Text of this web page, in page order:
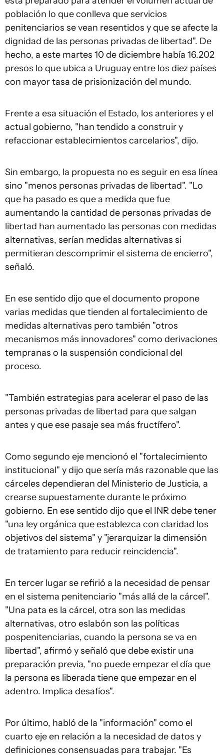
población lo que conlleva que servicios
penitenciarios se vean resentidos y que se afecte la
dignidad de las personas privadas de libertad". De
hecho, a este martes 10 de diciembre había 16.202
presos lo que ubica a Uruguay entre los diez países
con mayor tasa de prisionización del mundo.
Frente a esa situación el Estado, los anteriores y el
actual gobierno, "han tendido a construir y
refaccionar establecimientos carcelarios", dijo.
Sin embargo, la propuesta no es seguir en esa línea
sino "menos personas privadas de libertad". "Lo
que ha pasado es que a medida que fue
aumentando la cantidad de personas privadas de
libertad han aumentado las personas con medidas
alternativas, serían medidas alternativas si
permitieran descomprimir el sistema de encierro",
señaló.
En ese sentido dijo que el documento propone
varias medidas que tienden al fortalecimiento de
medidas alternativas pero también "otros
mecanismos más innovadores" como derivaciones
tempranas o la suspensión condicional del
proceso.
"También estrategias para acelerar el paso de las
personas privadas de libertad para que salgan
antes y que ese pasaje sea más fructífero".
Como segundo eje mencionó el "fortalecimiento
institucional" y dijo que sería más razonable que las
cárceles dependieran del Ministerio de Justicia, a
crearse supuestamente durante le próximo
gobierno. En ese sentido dijo que el INR debe tener
"una ley orgánica que establezca con claridad los
objetivos del sistema" y "jerarquizar la dimensión
de tratamiento para reducir reincidencia".
En tercer lugar se refirió a la necesidad de pensar
en el sistema penitenciario "más allá de la cárcel".
"Una pata es la cárcel, otra son las medidas
alternativas, otro eslabón son las políticas
pospenitenciarias, cuando la persona se va en
libertad", afirmó y señaló que debe existir una
preparación previa, "no puede empezar el día que
la persona es liberada tiene que empezar en el
adentro. Implica desafíos".
Por último, habló de la "información" como el
cuarto eje en relación a la necesidad de datos y
definiciones consensuadas para trabajar. "Es